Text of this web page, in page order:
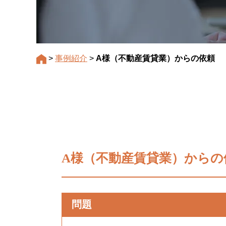
> 事例紹介 > A様（不動産賃貸業）からの依頼
A様（不動産賃貸業）から
問題